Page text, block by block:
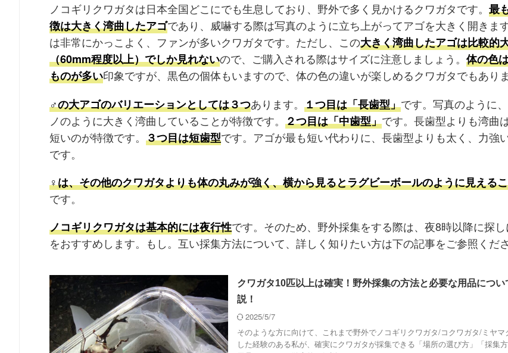
ノコギリクワガタは日本全国どこにでも生息しており、野外で多く見かけるクワガタです。 最
徴は大きく湾曲したアゴであり、威嚇する際は写真のように立ち上がってアゴを大きく開きま
は非常にかっこよく、ファンが多いクワガタです。ただし、この大きく湾曲したアゴは比較的
（60mm程度以上）でしか見れないので、ご購入される際はサイズに注意しましょう。 体の色
ものが多い印象ですが、黒色の個体もいますので、体の色の違いが楽しめるクワガタでもありま
♂の大アゴのバリエーションとしては３つあります。 １つ目は「長歯型」です。写真のように
ノのように大きく湾曲していることが特徴です。 ２つ目は「中歯型」です。長歯型よりも湾曲
短いのが特徴です。 ３つ目は短歯型です。アゴが最も短い代わりに、長歯型よりも太く、力強
です。
♀は、その他のクワガタよりも体の丸みが強く、横から見るとラグビーボールのように見える
です。
ノコギリクワガタは基本的には夜行性です。そのため、野外採集をする際は、夜8時以降に探し
をおすすめします。もし。互い採集方法について、詳しく知りたい方は下の記事をご参照くださ
クワガタ10匹以上は確実！野外採集の方法と必要な用品につい
説！
2025/5/7
そのような方に向けて、これまで野外でノコギリクワガタ/コクワガタ/ミヤマ
した経験のある私が、確実にクワガタが採集できる「場所の選び方」「採集